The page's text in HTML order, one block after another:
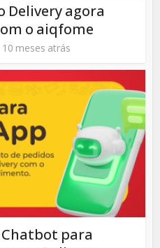
Delivery agora
o aiqfome
10 meses atrás
Chatbot para